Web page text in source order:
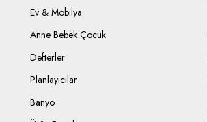
Ev & Mobilya
Anne Bebek Çocuk
Defterler
Planlayıcılar
Banyo